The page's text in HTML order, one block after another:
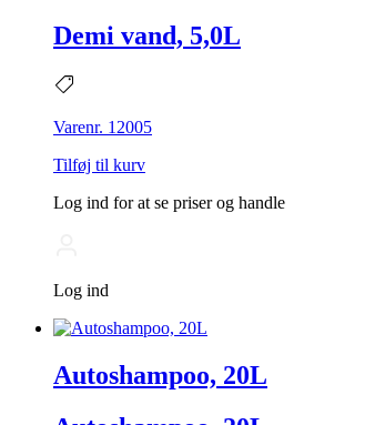
Demi vand, 5,0L
Varenr. 12005
Tilføj til kurv
Log ind for at se priser og handle
Log ind
Autoshampoo, 20L